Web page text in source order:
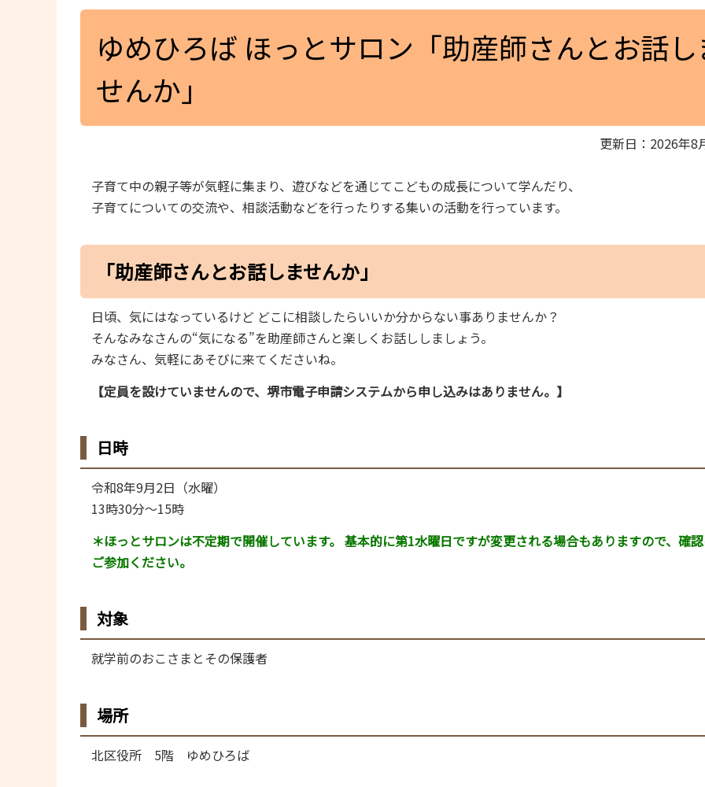
ゆめひろば ほっとサロン「助産師さんとお話
せんか」
更新日：2026年8
子育て中の親子等が気軽に集まり、遊びなどを通じてこどもの成長について学んだり、
子育てについての交流や、相談活動などを行ったりする集いの活動を行っています。
「助産師さんとお話しませんか」
日頃、気にはなっているけど どこに相談したらいいか分からない事ありませんか？
そんなみなさんの“気になる”を助産師さんと楽しくお話ししましょう。
みなさん、気軽にあそびに来てくださいね。
【定員を設けていませんので、堺市電子申請システムから申し込みはありません。】
日時
令和8年9月2日（水曜）
13時30分～15時
＊ほっとサロンは不定期で開催しています。 基本的に第1水曜日ですが変更される場合もありますので、確
ご参加ください。
対象
就学前のおこさまとその保護者
場所
北区役所 5階 ゆめひろば